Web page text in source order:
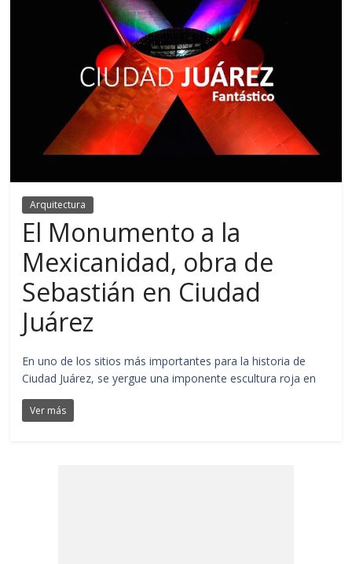
Arquitectura
El Monumento a la
Mexicanidad, obra de
Sebastián en Ciudad
Juárez
En uno de los sitios más importantes para la historia de
Ciudad Juárez, se yergue una imponente escultura roja en
Ver más